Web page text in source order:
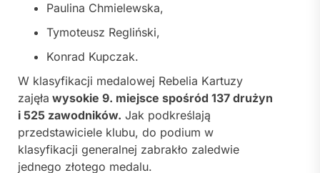
Paulina Chmielewska,
Tymoteusz Regliński,
Konrad Kupczak.
W klasyfikacji medalowej Rebelia Kartuzy
zajęła wysokie 9. miejsce spośród 137 drużyn
i 525 zawodników. Jak podkreślają
przedstawiciele klubu, do podium w
klasyfikacji generalnej zabrakło zaledwie
jednego złotego medalu.